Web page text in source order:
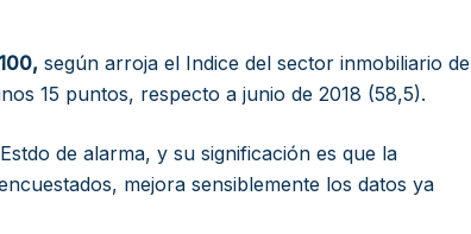
según arroja el Indice del sector inmobiliario de
15 puntos, respecto a junio de 2018 (58,5).
de alarma, y su significación es que la
mejora sensiblemente los datos ya